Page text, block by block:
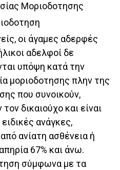
Μοριοδοτησης
οι άγαμες αδερφές
αδελφοί δε
υπόψη κατά την
μοριοδοτησης πλην της
που συνοικούν,
δικαιούχο και είναι
ανάγκες,
ανίατη ασθένεια ή
67% και άνω.
σύμφωνα με τα